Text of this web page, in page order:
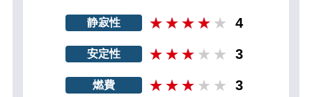
静寂性 4
安定性 3
燃費 3